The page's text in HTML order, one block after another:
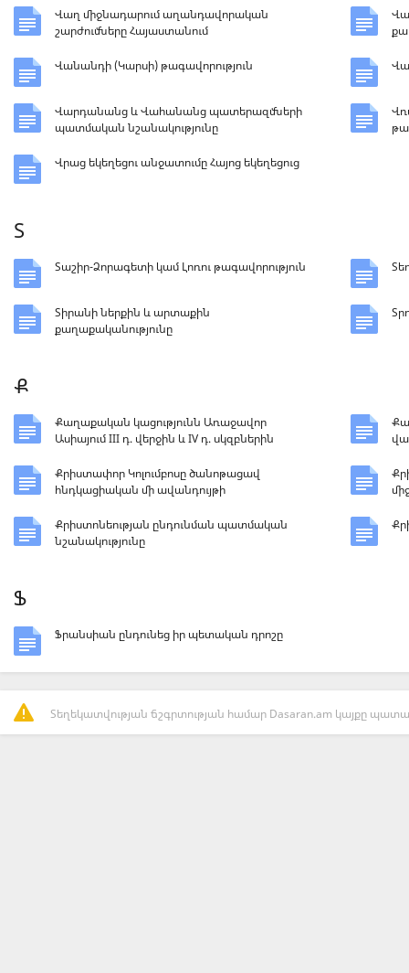
Վաղ միջնադարում աղանդավորական
շարժումները Հայաստանում
Վանանդի (Կարսի) թագավորություն
Վարդանանց և Վահանանց պատերազմների
պատմական նշանակությունը
Վրաց եկեղեցու անջատումը Հայոց եկեղեցուց
Տ
Տաշիր-Ձորագետի կամ Լոռու թագավորություն
Տիրանի ներքին և արտաքին
քաղաքականությունը
Ք
Քաղաքական կացությունն Առաջավոր
Ասիայում III դ. վերջին և IV դ. սկզբներին
Քրիստափոր Կոլումբոսը ծանոթացավ
հնդկացիական մի ավանդույթի
Քրիստոնեության ընդունման պատմական
նշանակությունը
Ֆ
Ֆրանսիան ընդունեց իր պետական դրոշը
Տեղեկատվության ճշգրտության համար Dasaran.am կայքը